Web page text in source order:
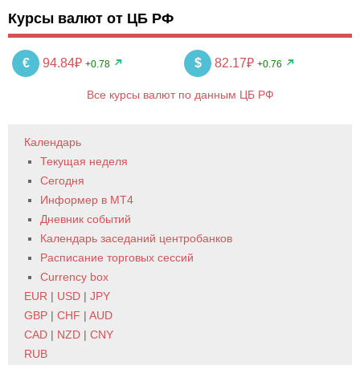
Курсы валют от ЦБ РФ
€ 94.84₽ +0.78 $ 82.17₽ +0.76
Все курсы валют по данным ЦБ РФ
Календарь
Текущая неделя
Сегодня
Информер в MT4
Дневник событий
Календарь заседаний центробанков
Расписание торговых сессий
Currency box
EUR | USD | JPY
GBP | CHF | AUD
CAD | NZD | CNY
RUB